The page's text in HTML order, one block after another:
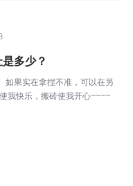
多少？
如果实在拿捏不准，可以在另
我快乐，搬砖使我开心~~~~